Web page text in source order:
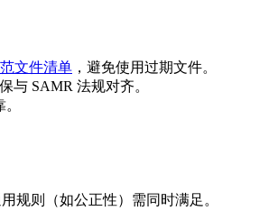
文件清单 ，避免使用过期文件。
与 SAMR 法规对齐。
规则（如公正性）需同时满足。